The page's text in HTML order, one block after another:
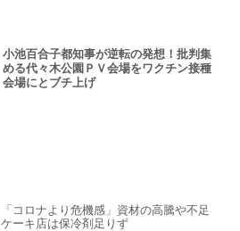
小池百合子都知事が逆転の発想！批判集
める代々木公園ＰＶ会場をワクチン接種
会場にとブチ上げ
「コロナより危機感」資材の高騰や不足
ケーキ店は保冷剤足りず